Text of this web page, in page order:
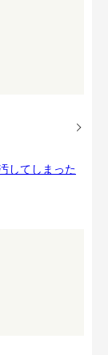
してしまった